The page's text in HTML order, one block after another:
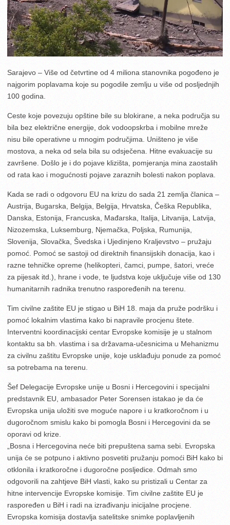
Sarajevo – Više od četvrtine od 4 miliona stanovnika pogođeno je
najgorim poplavama koje su pogodile zemlju u više od posljednjih
100 godina.
Ceste koje povezuju opštine bile su blokirane, a neka područja su
bila bez električne energije, dok vodoopskrba i mobilne mreže
nisu bile operativne u mnogim područjima. Uništeno je više
mostova, a neka od sela bila su odsječena. Hitne evakuacije su
završene. Došlo je i do pojave klizišta, pomjeranja mina zaostalih
od rata kao i mogućnosti pojave zaraznih bolesti nakon poplava.
Kada se radi o odgovoru EU na krizu do sada 21 zemlja članica –
Austrija, Bugarska, Belgija, Belgija, Hrvatska, Češka Republika,
Danska, Estonija, Francuska, Mađarska, Italija, Litvanija, Latvija,
Nizozemska, Luksemburg, Njemačka, Poljska, Rumunija,
Slovenija, Slovačka, Švedska i Ujedinjeno Kraljevstvo – pružaju
pomoć. Pomoć se sastoji od direktnih finansijskih donacija, kao i
razne tehničke opreme (helikopteri, čamci, pumpe, šatori, vreće
za pijesak itd.), hrane i vode, te ljudstva koje uključuje više od 130
humanitarnih radnika trenutno raspoređenih na terenu.
Tim civilne zaštite EU je stigao u BiH 18. maja da pruže podršku i
pomoć lokalnim vlastima kako bi napravile procjenu štete.
Interventni koordinacijski centar Evropske komisije je u stalnom
kontaktu sa bh. vlastima i sa državama-učesnicima u Mehanizmu
za civilnu zaštitu Evropske unije, koje usklađuju ponude za pomoć
sa potrebama na terenu.
Šef Delegacije Evropske unije u Bosni i Hercegovini i specijalni
predstavnik EU, ambasador Peter Sorensen istakao je da će
Evropska unija uložiti sve moguće napore i u kratkoročnom i u
dugoročnom smislu kako bi pomogla Bosni i Hercegovini da se
oporavi od krize.
„Bosna i Hercegovina neće biti prepuštena sama sebi. Evropska
unija će se potpuno i aktivno posvetiti pružanju pomoći BiH kako bi
otklonila i kratkoročne i dugoročne posljedice. Odmah smo
odgovorili na zahtjeve BiH vlasti, kako su pristizali u Centar za
hitne intervencije Evropske komisije. Tim civilne zaštite EU je
raspoređen u BiH i radi na izrađivanju inicijalne procjene.
Evropska komisija dostavlja satelitske snimke poplavljenih